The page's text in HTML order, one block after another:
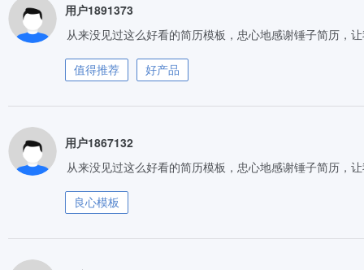
用户1891373
从来没见过这么好看的简历模板，忠心地感谢锤子简历，
值得推荐 好产品
用户1867132
从来没见过这么好看的简历模板，忠心地感谢锤子简历，
良心模板